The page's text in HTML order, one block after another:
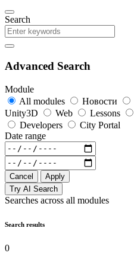
Search
Advanced Search
Module
All modules
Новости
Unity3D
Web Lessons
Developers
City Portal
Date range
Cancel
Apply
Try AI Search
Searches across all modules
Search results
0